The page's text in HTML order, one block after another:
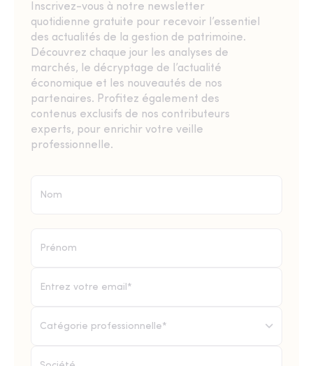
Inscrivez-vous à notre newsletter
quotidienne gratuite pour recevoir l’essentiel
des actualités de la gestion de patrimoine.
Découvrez chaque jour les analyses de
marchés, le décryptage de l’actualité
économique et les nouveautés de nos
partenaires. Profitez également des
contenus exclusifs de nos contributeurs
experts, pour enrichir votre veille
professionnelle.
Catégorie professionnelle*